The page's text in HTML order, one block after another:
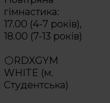
гімнастика:
17.00 (4-7 років),
18.00 (7-13 років)
⚪️RDXGYM
WHITE (м.
Студентська)